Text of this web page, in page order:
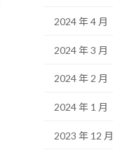
2024 年 4 月
2024 年 3 月
2024 年 2 月
2024 年 1 月
2023 年 12 月